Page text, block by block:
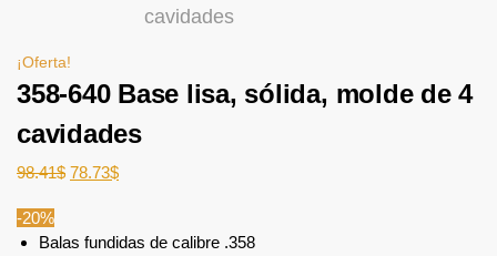
¡Oferta!
358-640 Base lisa, sólida, molde de 4
cavidades
98.41$ 78.73$
-20%
Balas fundidas de calibre .358